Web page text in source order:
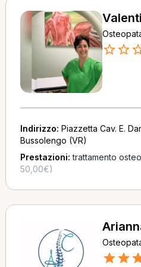
Indirizzo: Piazzetta Cav. E.
Bussolengo (VR)
Prestazioni:trattamento
50,00€)